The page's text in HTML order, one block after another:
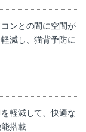
ンとの間に空間が
減し、猫背予防に
軽減して、快適な
搭載